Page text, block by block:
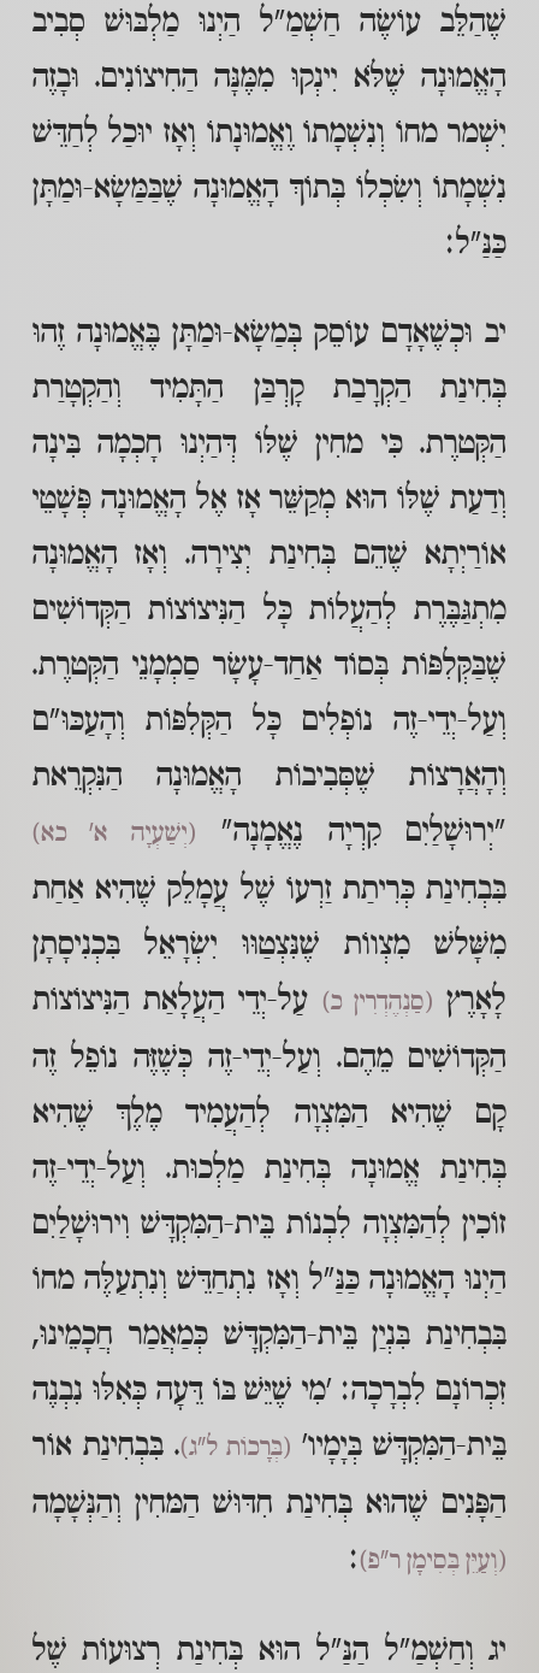
שֶׁהַלֵּב עוֹשֶׂה חַשְׁמַ"ל הַיְנוּ מַלְבּוּשׁ סְבִיב
הָאֱמוּנָה שֶׁלֹּא יִינְקוּ מִמֶּנָּה הַחִיצוֹנִים. וּבָזֶה
יִשְׁמר מחוֹ וְנִשְׁמָתוֹ וֶאֱמוּנָתוֹ וְאָז יוּכַל לְחַדֵּשׁ
נִשְׁמָתוֹ וְשִׂכְלוֹ בְּתוֹךְ הָאֱמוּנָה שֶׁבַּמַּשָׂא-וּמַתָּן
כַּנַּ"ל:
יב וּכְשֶׁאָדָם עוֹסֵק בְּמַשָׂא-וּמַתָּן בֶּאֱמוּנָה זֶהוּ
בְּחִינַת הַקְרָבַת קָרְבַּן הַתָּמִיד וְהַקְטָרַת
הַקְּטרֶת. כִּי מחִין שֶׁלּוֹ דְּהַיְנוּ חָכְמָה בִּינָה
וְדַעַת שֶׁלּוֹ הוּא מְקַשֵּׁר אָז אֶל הָאֱמוּנָה פְּשָׁטֵי
אוֹרַיְתָא שֶׁהֵם בְּחִינַת יְצִירָה. וְאָז הָאֱמוּנָה
מִתְגַּבֶּרֶת לְהַעֲלוֹת כָּל הַנִּיצוֹצוֹת הַקְּדוֹשִׁים
שֶׁבַּקְּלִפּוֹת בְּסוֹד אַחַד-עָשָׂר סַמְמָנֵי הַקְּטרֶת.
וְעַל-יְדֵי-זֶה נוֹפְלִים כָּל הַקְּלִפּוֹת וְהָעַכּוּ"ם
וְהָאֲרָצוֹת שֶׁסְּבִיבוֹת הָאֱמוּנָה הַנִּקְרֵאת
"יְרוּשָׁלַיִם קִרְיָה נֶאֱמָנָה"
(יְשַׁעְיָה א' כא)
בִּבְחִינַת כְּרִיתַת זַרְעוֹ שֶׁל עֲמָלֵק שֶׁהִיא אַחַת
מִשָּׁלשׁ מִצְווֹת שֶׁנִּצְטַוּוּ יִשְׂרָאֵל בִּכְנִיסָתָן
לָאָרֶץ (סַנְהֶדְרִין כ) עַל-יְדֵי הַעֲלָאַת הַנִּיצוֹצוֹת
הַקְּדוֹשִׁים מֵהֶם. וְעַל-יְדֵי-זֶה כְּשֶׁזֶּה נוֹפֵל זֶה
קָם שֶׁהִיא הַמִּצְוָה לְהַעֲמִיד מֶלֶךְ שֶׁהִיא
בְּחִינַת אֱמוּנָה בְּחִינַת מַלְכוּת. וְעַל-יְדֵי-זֶה
זוֹכִין לְהַמִּצְוָה לִבְנוֹת בֵּית-הַמִּקְדָּשׁ וִירוּשָׁלַיִם
הַיְנוּ הָאֱמוּנָה כַּנַּ"ל וְאָז נִתְחַדֵּשׁ וְנִתְעַלֶּה מחוֹ
בִּבְחִינַת בִּנְיַן בֵּית-הַמִּקְדָּשׁ כְּמַאֲמַר חֲכָמֵינוּ,
זִכְרוֹנָם לִבְרָכָה: 'מִי שֶׁיֵּשׁ בּוֹ דֵּעָה כְּאִלּוּ נִבְנֶה
בֵּית-הַמִּקְדָּשׁ בְּיָמָיו' (בְּרָכוֹת ל"ג). בִּבְחִינַת אוֹר
הַפָּנִים שֶׁהוּא בְּחִינַת חִדּוּשׁ הַמּחִין וְהַנְּשָׁמָה
(וְעַיֵּן בְּסִימָן ר"פ):
יג וְחַשְׁמַ"ל הַנַּ"ל הוּא בְּחִינַת רְצוּעוֹת שֶׁל